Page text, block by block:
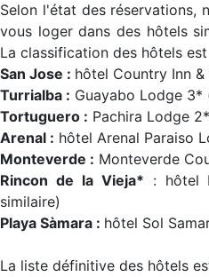
Selon l'état des réservations,
vous loger dans des hôtels
La classification des hôtels
San Jose : hôtel Country Inn
Turrialba : Guayabo Lodge 3*
Tortuguero : Pachira Lodge
Arenal : hôtel Arenal Paraiso
Monteverde : Monteverde
Rincon de la Vieja* : hôtel
similaire)
Playa Sàmara : hôtel Sol
La liste définitive des hôtels